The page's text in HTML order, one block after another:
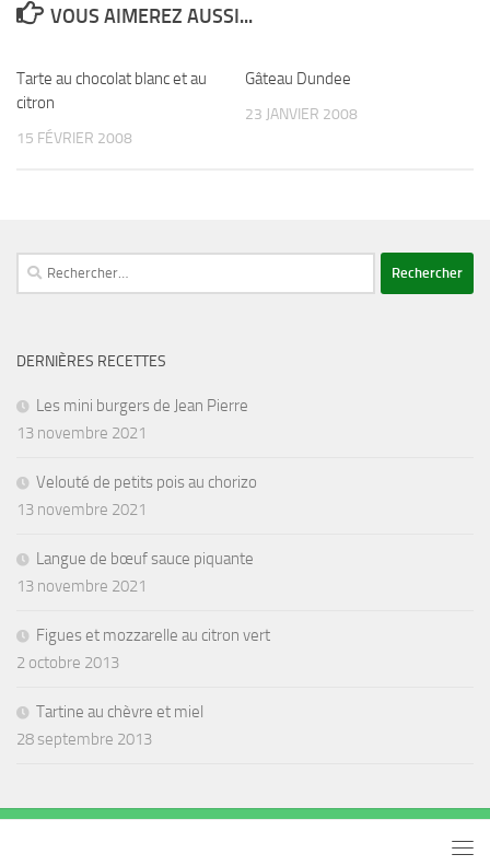
VOUS AIMEREZ AUSSI...
Tarte au chocolat blanc et au
citron
15 FÉVRIER 2008
Gâteau Dundee
23 JANVIER 2008
Rechercher :
DERNIÈRES RECETTES
Les mini burgers de Jean Pierre
13 novembre 2021
Velouté de petits pois au chorizo
13 novembre 2021
Langue de bœuf sauce piquante
13 novembre 2021
Figues et mozzarelle au citron vert
2 octobre 2013
Tartine au chèvre et miel
28 septembre 2013